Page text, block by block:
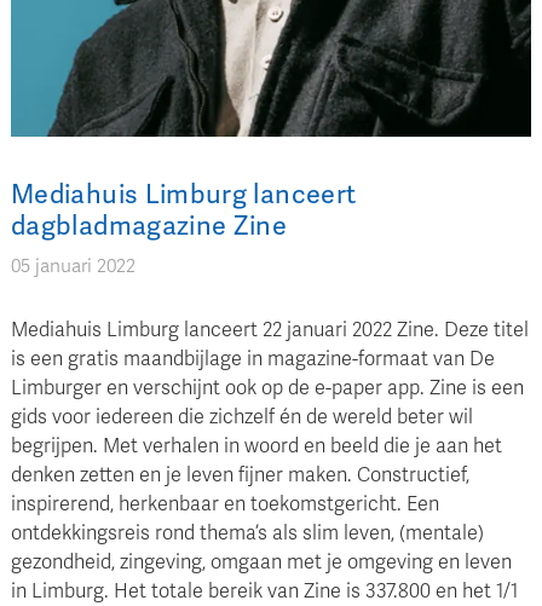
Mediahuis Limburg lanceert
dagbladmagazine Zine
05 januari 2022
Mediahuis Limburg lanceert 22 januari 2022 Zine. Deze titel
is een gratis maandbijlage in magazine-formaat van De
Limburger en verschijnt ook op de e-paper app. Zine is een
gids voor iedereen die zichzelf én de wereld beter wil
begrijpen. Met verhalen in woord en beeld die je aan het
denken zetten en je leven fijner maken. Constructief,
inspirerend, herkenbaar en toekomstgericht. Een
ontdekkingsreis rond thema’s als slim leven, (mentale)
gezondheid, zingeving, omgaan met je omgeving en leven
in Limburg. Het totale bereik van Zine is 337.800 en het 1/1